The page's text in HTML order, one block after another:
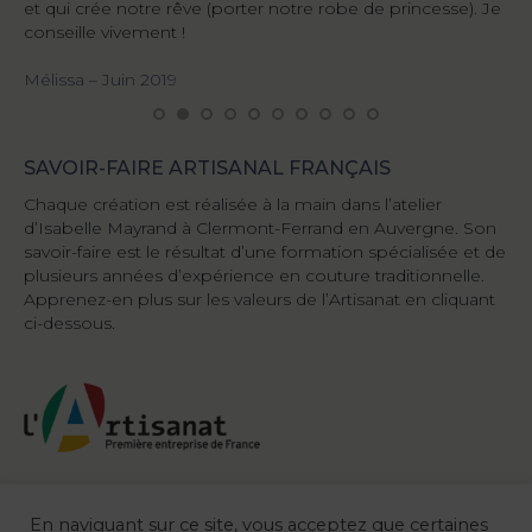
et qui crée notre rêve (porter notre robe de princesse). Je
conseille vivement !
Mélissa – Juin 2019
SAVOIR-FAIRE ARTISANAL FRANÇAIS
Chaque création est réalisée à la main dans l’atelier
d’Isabelle Mayrand à Clermont-Ferrand en Auvergne. Son
savoir-faire est le résultat d’une formation spécialisée et de
plusieurs années d’expérience en couture traditionnelle.
Apprenez-en plus sur les valeurs de l’Artisanat en cliquant
ci-dessous.
En naviguant sur ce site, vous acceptez que certaines